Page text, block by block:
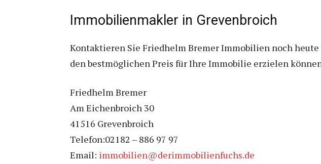
Immobilienmakler in Grevenbroich
Kontaktieren Sie Friedhelm Bremer Immobilien noch
den bestmöglichen Preis für Ihre Immobilie erzielen
Friedhelm Bremer
Am Eichenbroich 30
41516 Grevenbroich
Telefon:02182 – 886 97 97
Email: immobilien@derimmobilienfuchs.de